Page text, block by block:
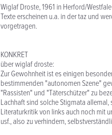
Wiglaf Droste, 1961 in Herford/
Texte erscheinen u.a. in der taz und
vorgetragen.
KONKRET
über wiglaf droste:
Zur Gewohnheit ist es einigen
bestimmenden "autonomen Szene"
"Rassisten" und "Täterschützer" zu
Lachhaft sind solche Stigmata
Literaturkritik von links auch noch mit
usf., also zu verhindern,